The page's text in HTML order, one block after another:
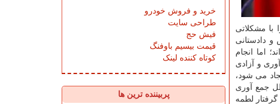
با مشكلاتی
و دادستانی
اما انجام
و آزادی
می شود،
جمع آوری
لطمه
خرید و فروش خودرو
طراحی سایت
فیش حج
قیمت بیسیم باوفنگ
کوتاه کننده لینک
پربیننده ترین ها